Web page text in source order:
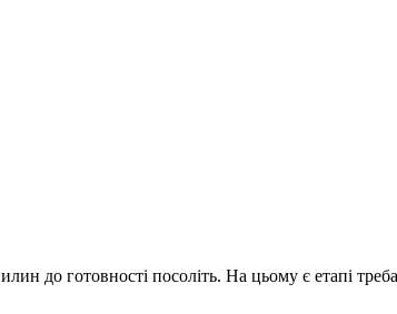
до готовності посоліть. На цьому є етапі